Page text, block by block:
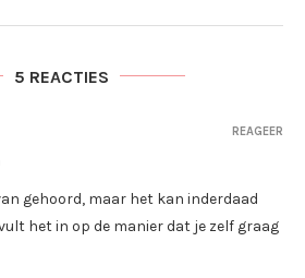
5 REACTIES
gehoord, maar het kan inderdaad
het in op de manier dat je zelf graag
REAGEER